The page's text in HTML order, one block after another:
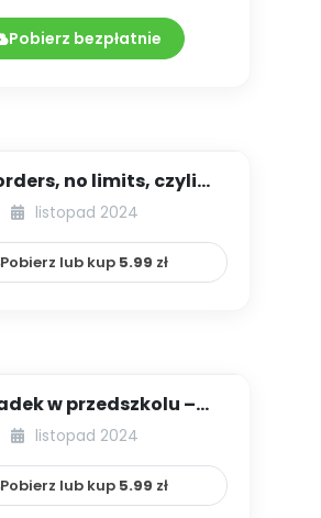
Pobierz bezpłatnie
no limits, czyli
świat bez gran...
listopad 2024
Pobierz lub kup 5.99 zł
w przedszkolu –
sytuacje, zasady
post...
listopad 2024
Pobierz lub kup 5.99 zł